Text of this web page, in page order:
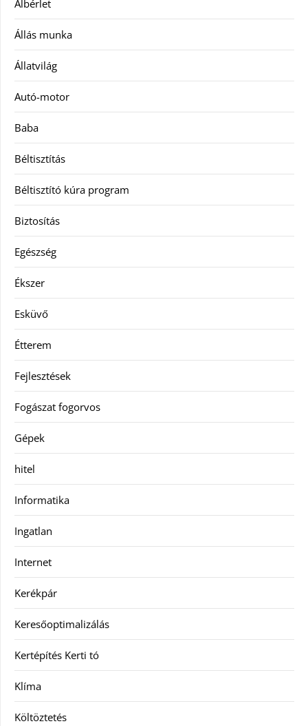
Albérlet
Állás munka
Állatvilág
Autó-motor
Baba
Béltisztítás
Béltisztító kúra program
Biztosítás
Egészség
Ékszer
Esküvő
Étterem
Fejlesztések
Fogászat fogorvos
Gépek
hitel
Informatika
Ingatlan
Internet
Kerékpár
Keresőoptimalizálás
Kertépítés Kerti tó
Klíma
Költöztetés